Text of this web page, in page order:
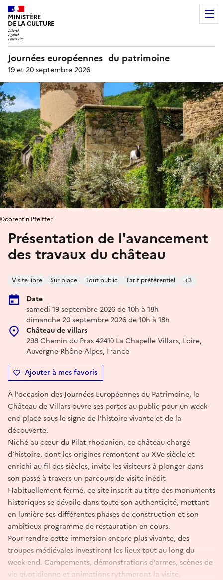
MINISTÈRE
DE LA CULTURE
Journées européennes du patrimoine
19 et 20 septembre 2026
Présentation de l'avancement
des travaux du château
Visite libre Sur place Tout public Tarif préférentiel +3
Date
samedi 19 septembre 2026 de 10h à 18h
dimanche 20 septembre 2026 de 10h à 18h
Château de villars
298 Chemin du Pras 42410 La Chapelle Villars, Loire,
Auvergne-Rhône-Alpes, France
Ajouter à mes favoris
©corentin Pfeiffer
À l’occasion des Journées Européennes du Patrimoine, le
Château de Villars ouvre ses portes au public pour un week-
end placé sous le signe de l’histoire vivante et de la
découverte.
Niché au cœur du Pilat rhodanien, ce château chargé
d’histoire, dont les origines remontent au XVe siècle et
enrichi au fil des siècles, invite les visiteurs à plonger dans
son passé à travers un parcours de visite inédit
Habituellement fermé, ce site inscrit au titre des monuments
historiques se dévoile dans toute son authenticité, mettant
en lumière ses différentes phases de construction et son
ambitieux programme de restauration en cours.
Pour rendre cette immersion encore plus vivante, des
troupes médiévales investiront les lieux tout au long du
week-end. Campements, démonstrations d’armes, scènes de
vie quotidienne et animations rythmeront la visite,